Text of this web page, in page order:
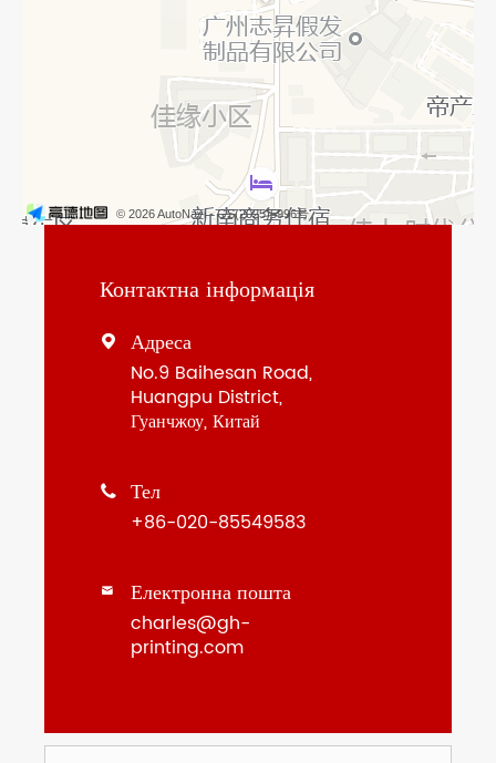
© 2026 AutoNavi- GS(2025)5996号
Контактна інформація
 Адреса
No.9 Baihesan Road,
Huangpu District,
Гуанчжоу, Китай
 Тел
+86-020-85549583
 Електронна пошта
charles@gh-
printing.com